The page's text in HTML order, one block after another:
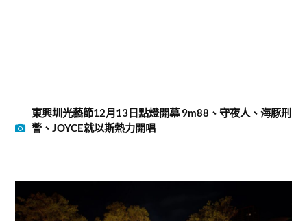
東興圳光藝節12月13日點燈開幕 9m88、守夜人、海豚刑
警、JOYCE就以斯熱力開唱